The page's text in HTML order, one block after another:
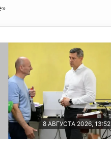
8 АВГУСТА 2026, 13:52